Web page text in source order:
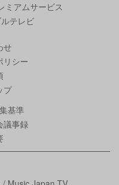
ミアムサービス
テレビ
せ
リシー
プ
基準
議事録